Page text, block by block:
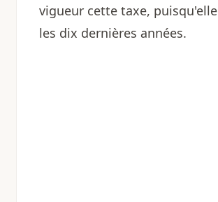
vigueur cette taxe,
les dix dernières années.